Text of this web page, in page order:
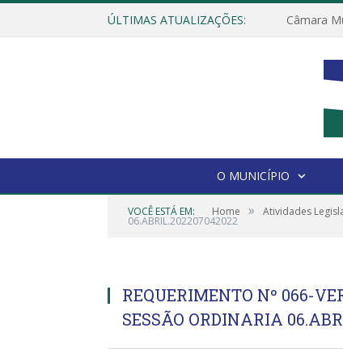
ÚLTIMAS ATUALIZAÇÕES:
O MUNICÍPIO
VOCÊ ESTÁ EM: Home » Atividades
06.ABRIL.202207042022
REQUERIMENTO Nº 066-
SESSÃO ORDINARIA